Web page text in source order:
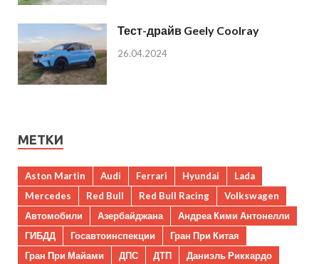
Тест-драйв Geely Coolray
26.04.2024
МЕТКИ
Aston Martin Audi Ferrari Hyundai
Lada
Mercedes
Red Bull Red Bull Racing
Volkswagen
Автомобили
Азербайджана
Андреа Кими Антонелли
ГИБДД
Госавтоинспекции
Гран При Китая
Гран При Майами
ДПС ДТП
Даниэль Риккардо